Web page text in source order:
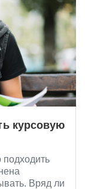
курсовую
Вряд ли